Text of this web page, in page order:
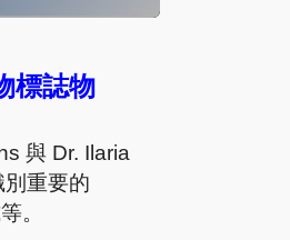
標誌物
與 Dr. Ilaria
重要的
。